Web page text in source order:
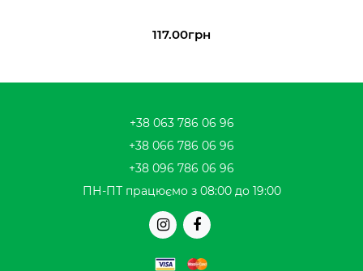
117.00грн
+38 063 786 06 96
+38 066 786 06 96
+38 096 786 06 96
ПН-ПТ працюємо з 08:00 до 19:00